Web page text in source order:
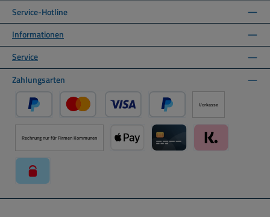
Service-Hotline
Informationen
Service
Zahlungsarten
PayPal Kredit- oder Debitkarte über PayPal
Später Bezahlen über PayPal
Vorkasse
Rechnung nur für Firmen Kommunen